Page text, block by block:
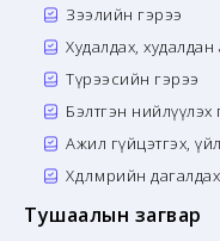
Зээлийн гэрээ
Худалдах, худалдан
Түрээсийн гэрээ
Бэлтгэн нийлүүлэх
Ажил гүйцэтгэх,
Хөдөлмөрийн
Тушаалын загвар